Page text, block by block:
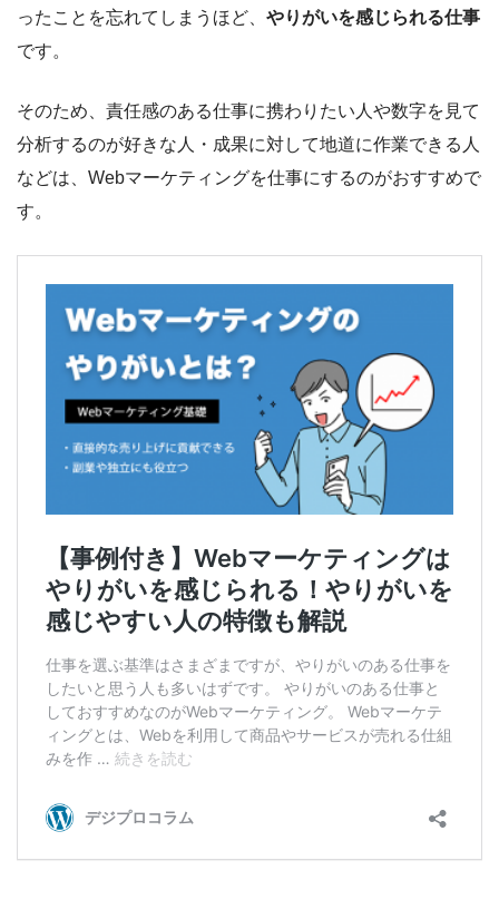
ったことを忘れてしまうほど、 やりがいを感じられる仕事
です。
そのため、責任感のある仕事に携わりたい人や数字を見て
分析するのが好きな人・成果に対して地道に作業できる人
などは、Webマーケティングを仕事にするのがおすすめで
す。